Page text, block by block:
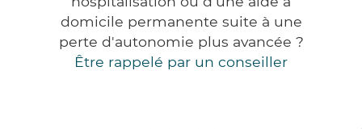
domicile permanente suite à une
perte d'autonomie plus avancée ?
Être rappelé par un conseiller